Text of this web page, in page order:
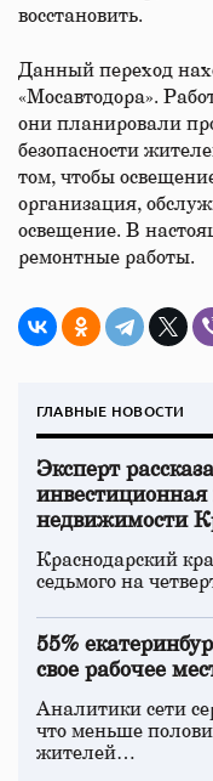
восстановить.
Данный переход
«Мосавтодора».
они планировали
безопасности
том, чтобы
организация,
освещение. В
ремонтные работы.
ГЛАВНЫЕ НОВОСТИ
Эксперт
инвестиционная
недвижимости
Краснодарский
седьмого на
55%
свое рабочее
Аналитики сети
что меньше
жителей…